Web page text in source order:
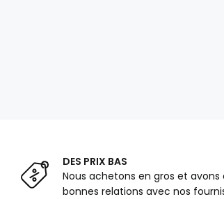
DES PRIX BAS
Nous achetons en gros et avons
bonnes relations avec nos